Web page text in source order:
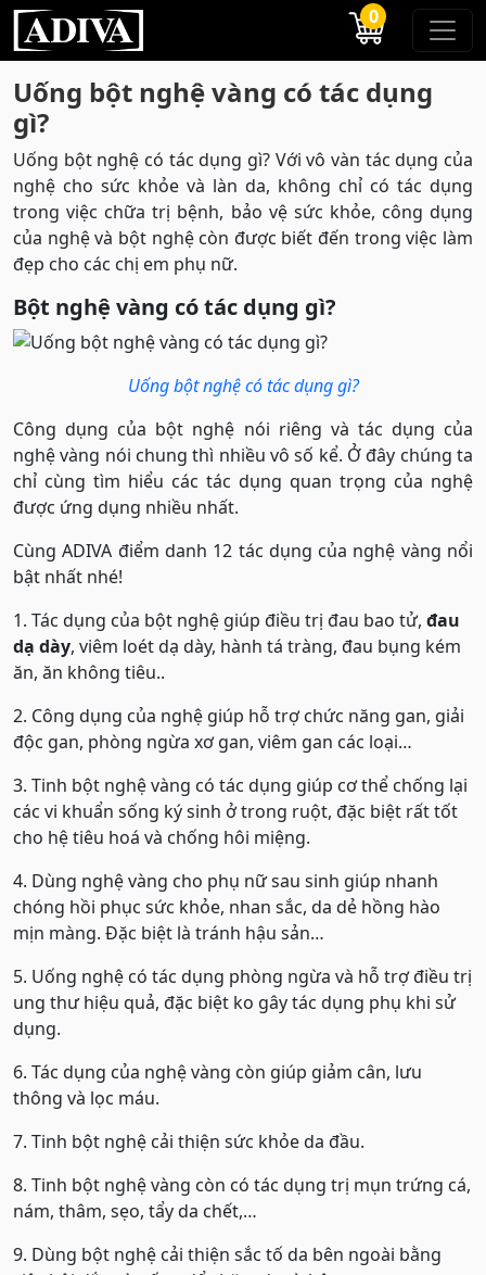
0
Uống bột nghệ vàng có tác dụng
gì?
Uống bột nghệ có tác dụng gì? Với vô vàn tác dụng của
nghệ cho sức khỏe và làn da, không chỉ có tác dụng
trong việc chữa trị bệnh, bảo vệ sức khỏe, công dụng
của nghệ và bột nghệ còn được biết đến trong việc làm
đẹp cho các chị em phụ nữ.
Bột nghệ vàng có tác dụng gì?
Uống bột nghệ có tác dụng gì?
Công dụng của bột nghệ nói riêng và tác dụng của
nghệ vàng nói chung thì nhiều vô số kể. Ở đây chúng ta
chỉ cùng tìm hiểu các tác dụng quan trọng của nghệ
được ứng dụng nhiều nhất.
Cùng ADIVA điểm danh 12 tác dụng của nghệ vàng nổi
bật nhất nhé!
1. Tác dụng của bột nghệ giúp điều trị đau bao tử, đau
dạ dày, viêm loét dạ dày, hành tá tràng, đau bụng kém
ăn, ăn không tiêu..
2. Công dụng của nghệ giúp hỗ trợ chức năng gan, giải
độc gan, phòng ngừa xơ gan, viêm gan các loại…
3. Tinh bột nghệ vàng có tác dụng giúp cơ thể chống lại
các vi khuẩn sống ký sinh ở trong ruột, đặc biệt rất tốt
cho hệ tiêu hoá và chống hôi miệng.
4. Dùng nghệ vàng cho phụ nữ sau sinh giúp nhanh
chóng hồi phục sức khỏe, nhan sắc, da dẻ hồng hào
mịn màng. Đặc biệt là tránh hậu sản…
5. Uống nghệ có tác dụng phòng ngừa và hỗ trợ điều trị
ung thư hiệu quả, đặc biệt ko gây tác dụng phụ khi sử
dụng.
6. Tác dụng của nghệ vàng còn giúp giảm cân, lưu
thông và lọc máu.
7. Tinh bột nghệ cải thiện sức khỏe da đầu.
8. Tinh bột nghệ vàng còn có tác dụng trị mụn trứng cá,
nám, thâm, sẹo, tẩy da chết,…
9. Dùng bột nghệ cải thiện sắc tố da bên ngoài bằng